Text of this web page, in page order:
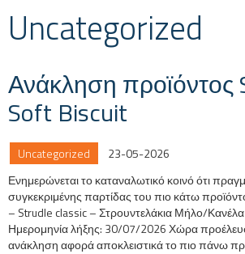
Uncategorized
Ανάκληση προϊόντος
Soft Biscuit
Uncategorized
23-05-2026
Ενημερώνεται το καταναλωτικό κοινό ότι
συγκεκριμένης παρτίδας του πιο κάτω
– Strudle classic – Στρουντελάκια Μήλο/
Ημερομηνία λήξης: 30/07/2026 Χώρα
ανάκληση αφορά αποκλειστικά το πιο πάνω